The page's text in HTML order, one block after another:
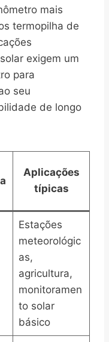
mais
termopilha de
exigem um
para
seu
de longo
Aplicações
típicas
Estações
meteorológic
as,
agricultura,
monitoramen
to solar
básico